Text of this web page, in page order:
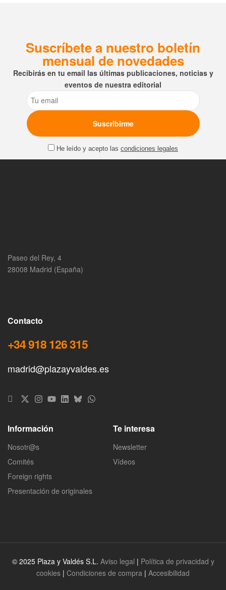
Suscríbete a nuestro boletín
mensual de novedades
Recibirás en tu email las últimas publicaciones, noticias y
eventos de nuestra editorial
Email
He leído y acepto las condiciones legales
Paseo del Rey, 4
28008 Madrid (España)
Contacto
+34 918 126 315
madrid@plazayvaldes.es
Información
Nosotr@s
Comités
Foreign rights
Presentación de originales
Te interesa
Newsletter
Vídeos
© 2025 Plaza y Valdés S.L. Aviso legal | Política de privacidad y
cookies | Condiciones de compra | Accesibilidad